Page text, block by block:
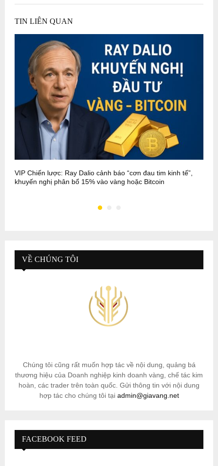
TIN LIÊN QUAN
VIP Chiến lược: Ray Dalio cảnh báo “cơn đau tim kinh tế”,
khuyến nghị phân bổ 15% vào vàng hoặc Bitcoin
VỀ CHÚNG TÔI
Chúng tôi cũng rất muốn hợp tác về nội dung, quảng bá
thương hiệu của Doanh nghiệp kinh doanh vàng, chế tác kim
hoàn, các trader trên toàn quốc. Gửi thông tin với nội dung
hợp tác cho chúng tôi tại admin@giavang.net
FACEBOOK FEED